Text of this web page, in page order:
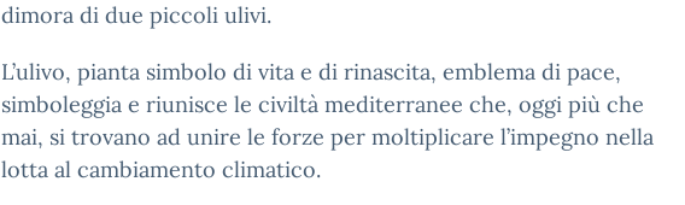
dimora di due piccoli ulivi.
L’ulivo, pianta simbolo di vita e di rinascita, emblema di pace,
simboleggia e riunisce le civiltà mediterranee che, oggi più che
mai, si trovano ad unire le forze per moltiplicare l’impegno nella
lotta al cambiamento climatico.